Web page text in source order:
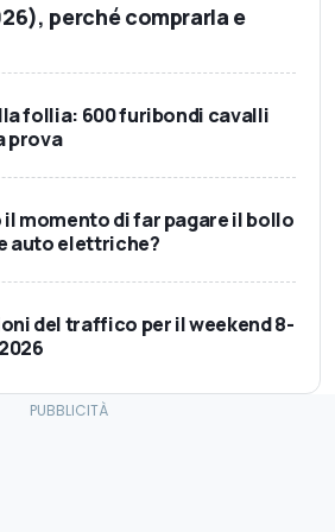
perché comprarla e
follia: 600 furibondi cavalli
prova
il momento di far pagare il bollo
auto elettriche?
del traffico per il weekend 8-